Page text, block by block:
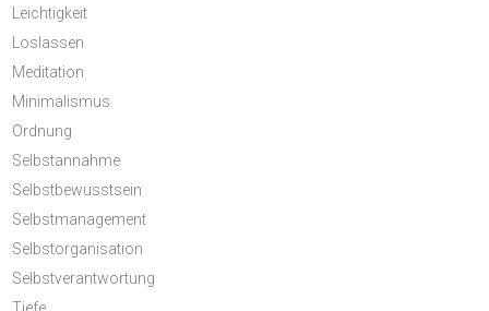
Leichtigkeit
Loslassen
Meditation
Minimalismus
Ordnung
Selbstannahme
Selbstbewusstsein
Selbstmanagement
Selbstorganisation
Selbstverantwortung